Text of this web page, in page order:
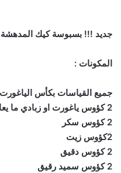
جديد !!! بسبوسة كيك المدهشة
المكونات :
جميع القياسات بكأس الياغورت او
2 كؤوس ياغورت او زبادي ما يعادب 220 غ
2 كؤوس سكر
2كؤوس زيت
2 كؤوس دقيق
2 كؤوس سميد رقيق